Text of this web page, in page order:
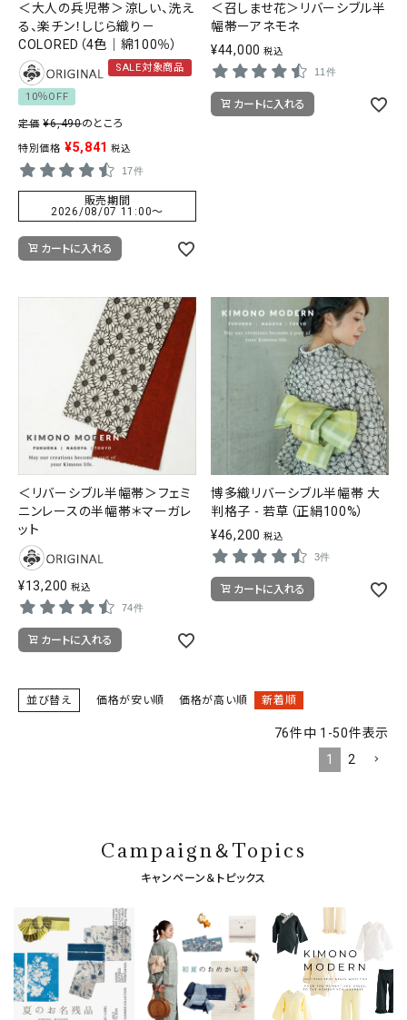
＜大人の兵児帯＞涼しい、洗え
る、楽チン！しじら織り－
COLORED（4色｜綿100％）
SALE対象商品
10％OFF
定価 ¥6,490のところ
特別価格 ¥5,841 税込
17件
販売期間
2026/08/07 11:00〜
カートに入れる
＜召しませ花＞リバーシブル半
幅帯ーアネモネ
¥44,000 税込
11件
カートに入れる
＜リバーシブル半幅帯＞フェミ
ニンレースの半幅帯＊マーガレ
ット
¥13,200 税込
74件
カートに入れる
博多織リバーシブル半幅帯 大
判格子 - 若草（正絹100%）
¥46,200 税込
3件
カートに入れる
並び替え 価格が安い順 価格が高い順 新着順
76件中 1 -50件表示
1
2
Campaign＆Topics
キャンペーン＆トピックス